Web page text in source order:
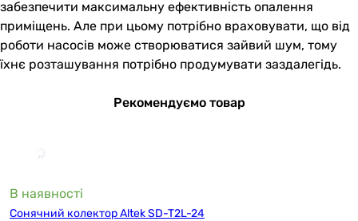
забезпечити максимальну ефективність опалення
приміщень. Але при цьому потрібно враховувати, що від
роботи насосів може створюватися зайвий шум, тому
їхнє розташування потрібно продумувати заздалегідь.
Рекомендуємо товар
В наявності
Сонячний колектор Altek SD-T2L-24